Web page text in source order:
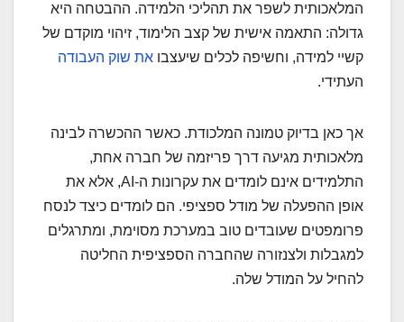
המלאכותית לשפר את תהליכי הלמידה. ההבטחה היא
גדולה: התאמה אישית של קצב הלימוד, זיהוי מוקדם של
קשיי למידה, וחשיפה לכלים שיעצבו את שוק העבודה
העתידי.
אך כאן בדיוק טמונה המלכודת. כאשר ההכשרה לבינה
מלאכותית מגיעה דרך פריזמה של חברה אחת,
התלמידים אינם לומדים את עקרונות ה-AI, אלא את
אופן ההפעלה של מודל ספציפי. הם לומדים כיצד לנסח
פרומפטים שעובדים טוב במערכת מסוימת, ומתרגלים
למגבלות ולצנזורה שהחברה הספציפית החליטה
להחיל על המודל שלה.